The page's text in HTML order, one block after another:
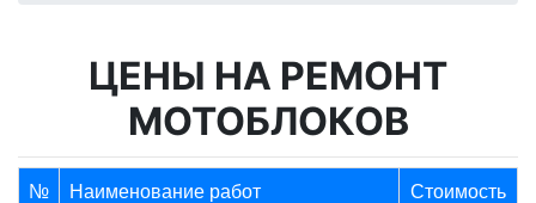
ЦЕНЫ НА РЕМОНТ
МОТОБЛОКОВ
№ Наименование работ
Стоимость